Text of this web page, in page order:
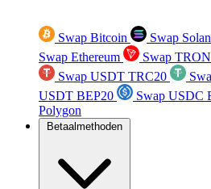
Swap Bitcoin Swap
Swap Ethereum
Swap TRON
Swap USDT TRC20
USDT BEP20
Swap USDC
Polygon
Betaalmethoden